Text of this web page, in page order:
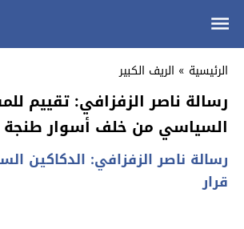
الرئيسية » الريف الكبير
رسالة ناصر الزفزافي: تقييم
السياسي من خلف أسوار طنجة 2
رسالة ناصر الزفزافي: الدكاكين
قرار